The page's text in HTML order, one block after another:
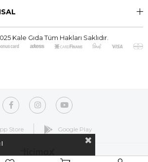
Kale Gıda Tüm Hakları Saklıdır.
Store Google Play